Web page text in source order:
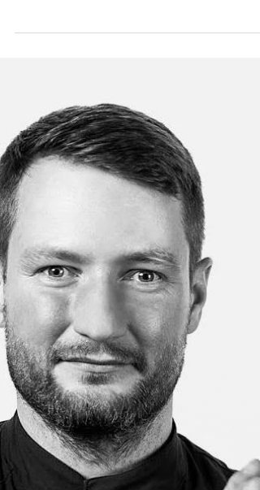
Intimni fine dining restoran početničke razine,